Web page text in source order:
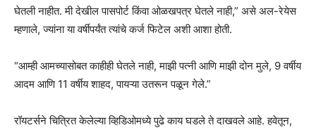
घेतली नाहीत. मी देखील पासपोर्ट किंवा ओळखपत्र घेतले नाही,” असे अल-रेयेस
म्हणाले, ज्यांना या वर्षीपर्यंत त्यांचे कर्ज फिटेल अशी आशा होती.
“आम्ही आमच्यासोबत काहीही घेतले नाही, माझी पत्नी आणि माझी दोन मुले, 9 वर्षीय
आदम आणि 11 वर्षीय शाहद, पायऱ्या उतरून पळून गेले.”
रॉयटर्सने चित्रित केलेल्या व्हिडिओमध्ये पुढे काय घडले ते दाखवले आहे. हवेतून,